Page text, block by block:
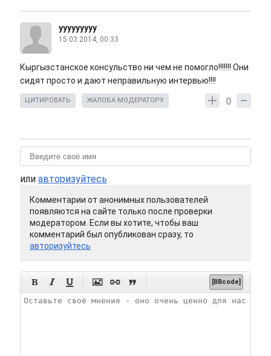
ууууууууу
15.03.2014, 00:33
Кыргызстанское консульство ни чем не помогло!!!!!!! Они
сидят просто и дают неправильную интервью!!!!
0
ЦИТИРОВАТЬ ЖАЛОБА МОДЕРАТОРУ
или авторизуйтесь
Комментарии от анонимных пользователей
появляются на сайте только после проверки
модератором. Если вы хотите, чтобы ваш
комментарий был опубликован сразу, то
авторизуйтесь
      [BBcode]